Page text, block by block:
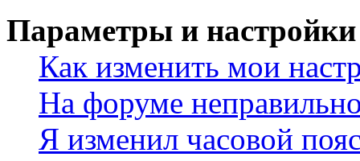
Параметры и настройки
Как изменить мои
На форуме
Я изменил часовой